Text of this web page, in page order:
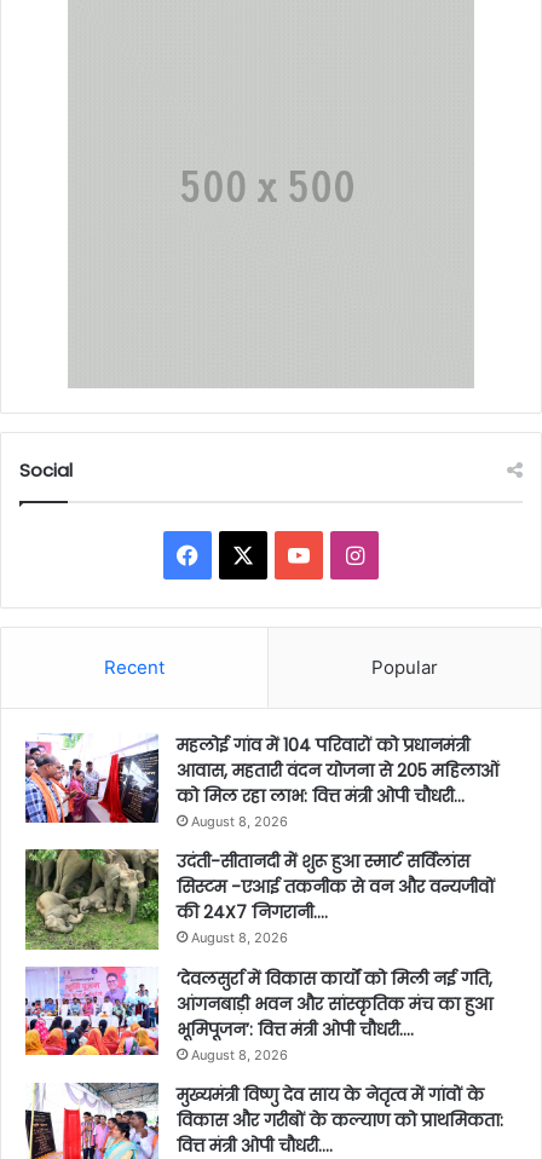
Social
Facebook YouTubeInstagram
Recent Popular
महलोई गांव में 104 परिवारों को प्रधानमंत्री
आवास, महतारी वंदन योजना से 205 महिलाओं
को मिल रहा लाभ: वित्त मंत्री ओपी चौधरी…
August 8, 2026
उदंती-सीतानदी में शुरू हुआ स्मार्ट सर्विलांस
सिस्टम -एआई तकनीक से वन और वन्यजीवों
की 24X7 निगरानी….
August 8, 2026
’देवलसुर्रा में विकास कार्यों को मिली नई गति,
आंगनबाड़ी भवन और सांस्कृतिक मंच का हुआ
भूमिपूजन’: वित्त मंत्री ओपी चौधरी….
August 8, 2026
मुख्यमंत्री विष्णु देव साय के नेतृत्व में गांवों के
विकास और गरीबों के कल्याण को प्राथमिकता:
वित्त मंत्री ओपी चौधरी….